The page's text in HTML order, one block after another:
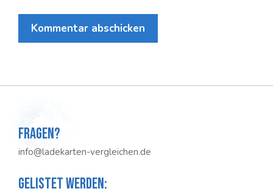
Fragen?
info@ladekarten-vergleichen.de
Gelistet werden: